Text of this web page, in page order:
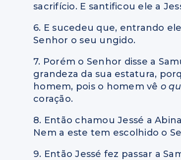
sacrifício. E santificou ele a
6. E sucedeu que, entrando
Senhor o seu ungido.
7. Porém o Senhor disse a
grandeza da sua estatura,
homem, pois o homem vê o
coração.
8. Então chamou Jessé a
Nem a este tem escolhido o
9. Então Jessé fez passar a